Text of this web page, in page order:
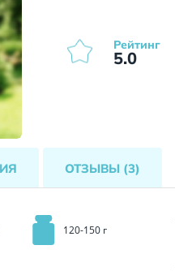
Рейтинг
5.0
ОТЗЫВЫ (3)
120-150 г